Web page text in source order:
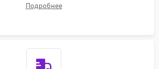
Подробнее